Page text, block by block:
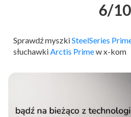
6/10
Sprawdź myszkiSteelSeries
słuchawkiArctis Primew x-kom